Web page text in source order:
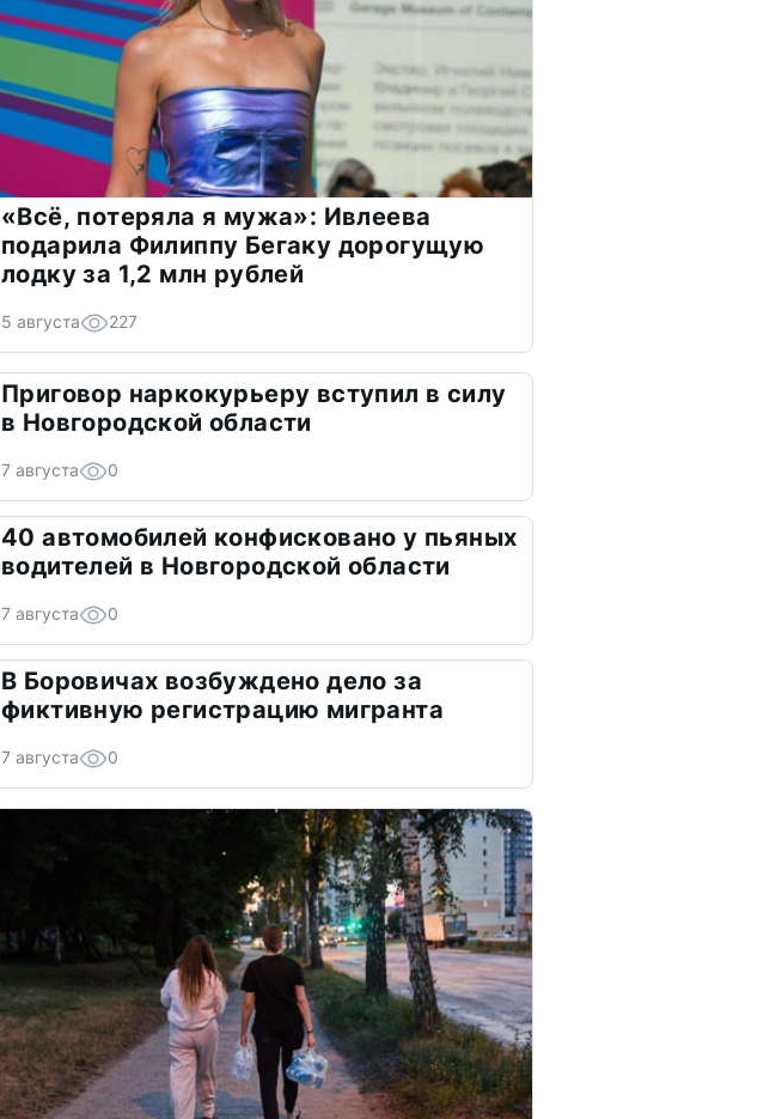
«Всё, потеряла я мужа»: Ивлеева
подарила Филиппу Бегаку дорогущую
лодку за 1,2 млн рублей
5 августа 227
Приговор наркокурьеру вступил в силу
в Новгородской области
7 августа 0
40 автомобилей конфисковано у пьяных
водителей в Новгородской области
7 августа 0
В Боровичах возбуждено дело за
фиктивную регистрацию мигранта
7 августа 0